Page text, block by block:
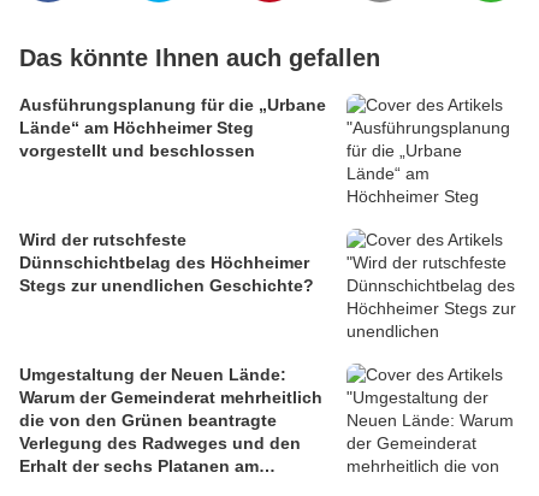
Das könnte Ihnen auch gefallen
Ausführungsplanung für die „Urbane
Lände“ am Höchheimer Steg
vorgestellt und beschlossen
Wird der rutschfeste
Dünnschichtbelag des Höchheimer
Stegs zur unendlichen Geschichte?
Umgestaltung der Neuen Lände:
Warum der Gemeinderat mehrheitlich
die von den Grünen beantragte
Verlegung des Radweges und den
Erhalt der sechs Platanen am